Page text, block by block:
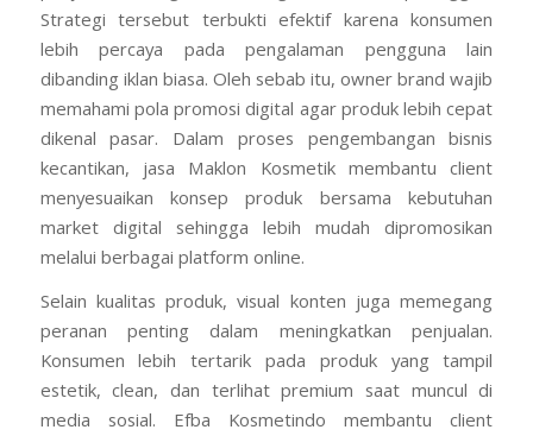
Strategi tersebut terbukti efektif karena konsumen
lebih percaya pada pengalaman pengguna lain
dibanding iklan biasa. Oleh sebab itu, owner brand wajib
memahami pola promosi digital agar produk lebih cepat
dikenal pasar. Dalam proses pengembangan bisnis
kecantikan, jasa Maklon Kosmetik membantu client
menyesuaikan konsep produk bersama kebutuhan
market digital sehingga lebih mudah dipromosikan
melalui berbagai platform online.
Selain kualitas produk, visual konten juga memegang
peranan penting dalam meningkatkan penjualan.
Konsumen lebih tertarik pada produk yang tampil
estetik, clean, dan terlihat premium saat muncul di
media sosial. Efba Kosmetindo membantu client